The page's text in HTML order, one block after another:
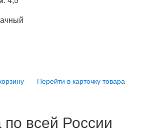
Перейти в карточку товара
по всей России